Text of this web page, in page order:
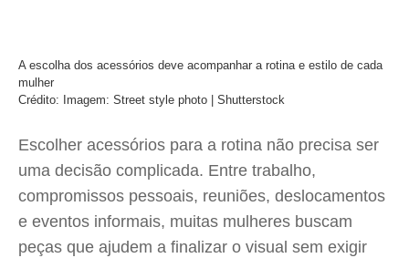
A escolha dos acessórios deve acompanhar a rotina e estilo de cada
mulher
Crédito: Imagem: Street style photo | Shutterstock
Escolher acessórios para a rotina não precisa ser
uma decisão complicada. Entre trabalho,
compromissos pessoais, reuniões, deslocamentos
e eventos informais, muitas mulheres buscam
peças que ajudem a finalizar o visual sem exigir